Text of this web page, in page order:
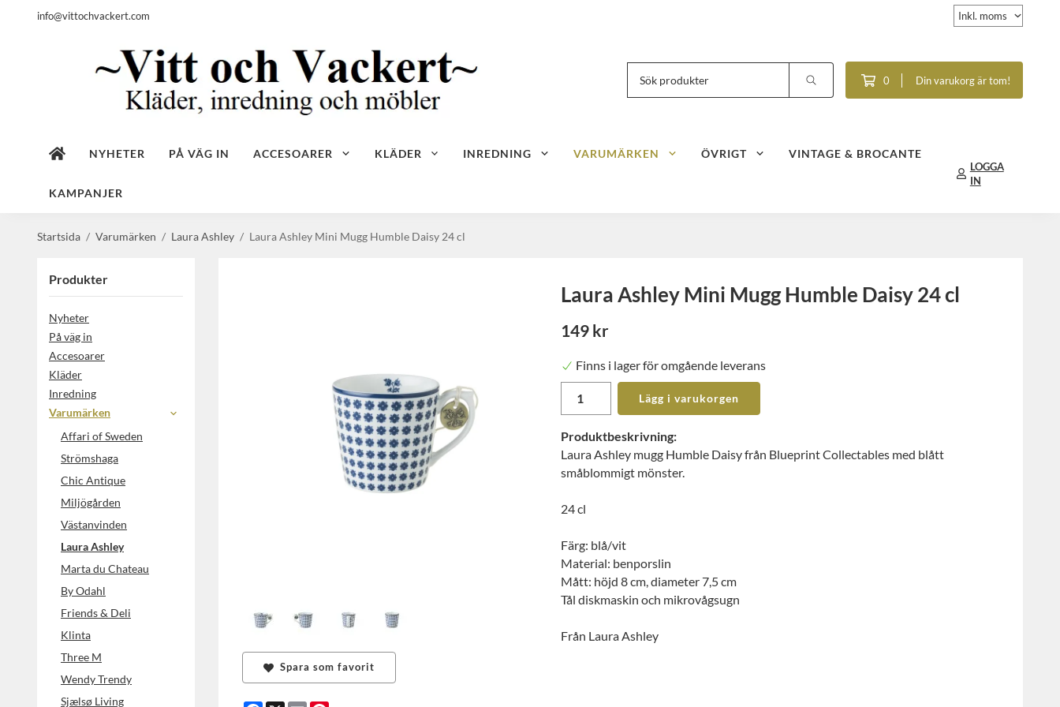
info@vittochvackert.com
0 Din varukorg är tom!
NYHETER PÅ VÄG IN ACCESOARER KLÄDER INREDNING VARUMÄRKEN ÖVRIGT VINTAGE & BROCANTE
KAMPANJER
LOGGA
IN
Startsida / Varumärken / Laura Ashley / Laura Ashley Mini Mugg Humble Daisy 24 cl
Produkter
Nyheter
På väg in
Accesoarer
Kläder
Inredning
Varumärken
Affari of Sweden
Strömshaga
Chic Antique
Miljögården
Västanvinden
Laura Ashley
Marta du Chateau
By Odahl
Friends & Deli
Klinta
Three M
Wendy Trendy
Sjælsø Living
Laura Ashley Mini Mugg Humble Daisy 24 cl
149 kr
Finns i lager för omgående leverans
Lägg i varukorgen
Produktbeskrivning:
Laura Ashley mugg Humble Daisy från Blueprint Collectables med blått
småblommigt mönster.
24 cl
Färg: blå/vit
Material: benporslin
Mått: höjd 8 cm, diameter 7,5 cm
Tål diskmaskin och mikrovågsugn
Från Laura Ashley
Spara som favorit